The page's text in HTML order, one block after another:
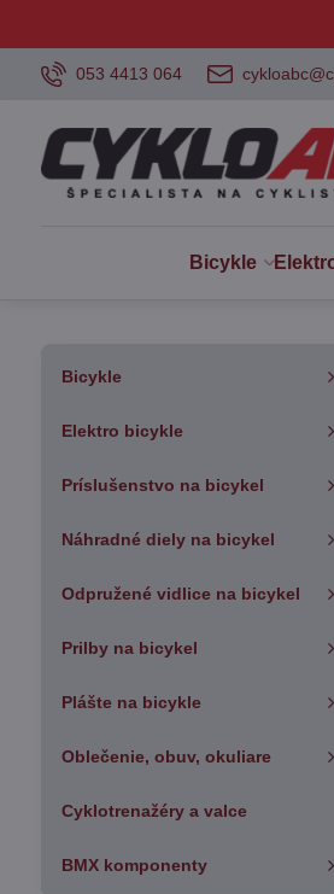
053 4413 064
Bicykle
Bicykle
Elektro bicykle
Príslušenstvo na bicykel
Náhradné diely na bicykel
Odpružené vidlice na bicykel
Prilby na bicykel
Plášte na bicykle
Oblečenie, obuv, okuliare
Cyklotrenažéry a valce
BMX komponenty